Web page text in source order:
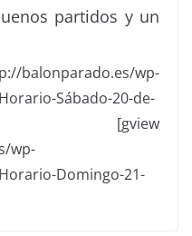
partidos y un
wp-
Sábado-20-de-
[gview
wp-
Domingo-21-